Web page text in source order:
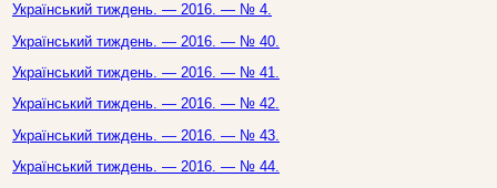
Український тиждень. — 2016. — № 4.
Український тиждень. — 2016. — № 40.
Український тиждень. — 2016. — № 41.
Український тиждень. — 2016. — № 42.
Український тиждень. — 2016. — № 43.
Український тиждень. — 2016. — № 44.